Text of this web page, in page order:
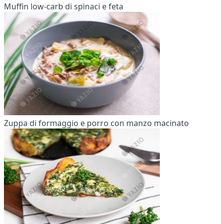
Muffin low-carb di spinaci e feta
Zuppa di formaggio e porro con manzo macinato